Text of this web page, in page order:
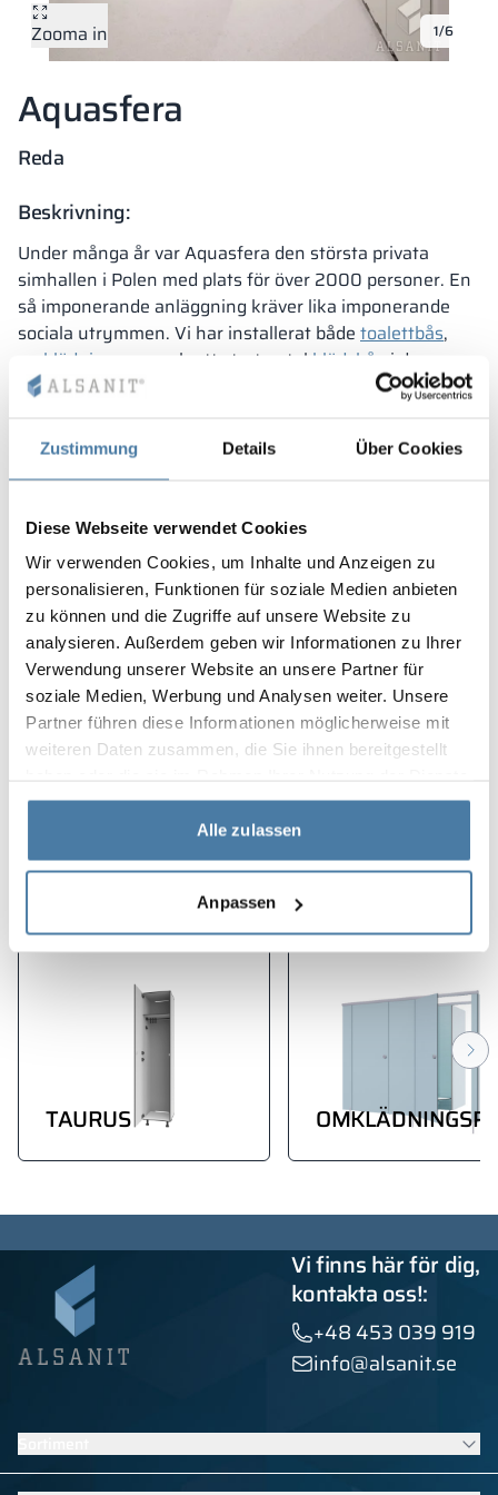
Zustimmung Details Über Cookies
Diese Webseite verwendet Cookies
Wir verwenden Cookies, um Inhalte und Anzeigen zu
personalisieren, Funktionen für soziale Medien anbieten
zu können und die Zugriffe auf unsere Website zu
analysieren. Außerdem geben wir Informationen zu Ihrer
Verwendung unserer Website an unsere Partner für
soziale Medien, Werbung und Analysen weiter. Unsere
Partner führen diese Informationen möglicherweise mit
weiteren Daten zusammen, die Sie ihnen bereitgestellt
gesammelt haben.
Alle zulassen
Anpassen
Vela
metallskåp
Rumsavdelare
Altus
L-formade skåp
1/6
Zooma in
Aquasfera
Reda
Beskrivning:
Under många år var Aquasfera den största privata
simhallen i Polen med plats för över 2000 personer. En
så imponerande anläggning kräver lika imponerande
sociala utrymmen. Vi har installerat både toalettbås,
omklädningsrum
och ett stort antal klädskåp
i denna
anläggning.
tillverkad av HPL-laminat. Både badhyttsskåp och andra
inredningsdetaljer har vi tillverkat av HPL-skivor, som
Materialen som används för att tillverka
höga temperaturer samt kemiska föreningar.
Projektets egenskaper:
modern design
exceptionell hållbarhet
omfattande tjänsteutförande
Produkter som används i
projektet
TAURUS
Vi finns här för dig,
kontakta oss!:
+48 453 039 919
info@alsanit.se
Skåp